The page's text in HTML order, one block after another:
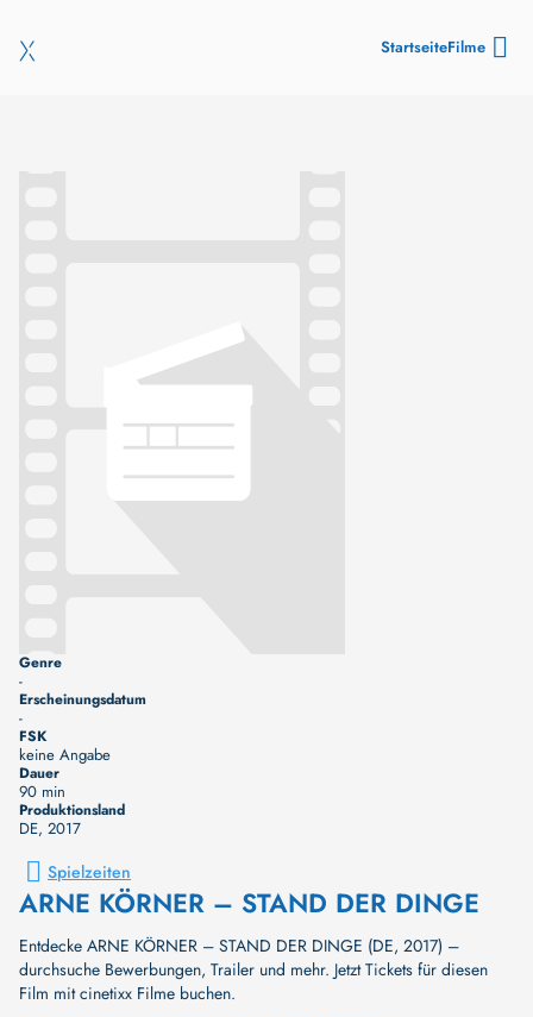
StartseiteFilme
Genre
-
Erscheinungsdatum
-
FSK
keine Angabe
Dauer
90 min
Produktionsland
DE, 2017
Spielzeiten
ARNE KÖRNER – STAND DER DINGE
Entdecke ARNE KÖRNER – STAND DER DINGE (DE, 2017) –
durchsuche Bewerbungen, Trailer und mehr. Jetzt Tickets für diesen
Film mit cinetixx Filme buchen.